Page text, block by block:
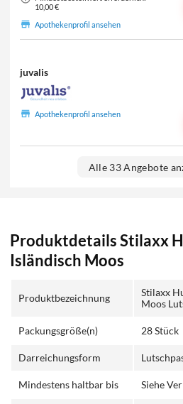
10,00 €
Apothekenprofil ansehen
juvalis
Apothekenprofil ansehen
Alle 33 Angebote
Produktdetails Stilaxx
Isländisch Moos
Produktbezeichnung
Stilaxx
Moos
Packungsgröße(n) 28 Stück
Darreichungsform
Mindestens haltbar bis Siehe